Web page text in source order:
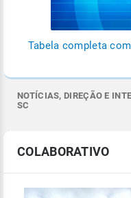
Tabela completa
NOTÍCIAS, DIREÇÃO E
SC
COLABORATIVO